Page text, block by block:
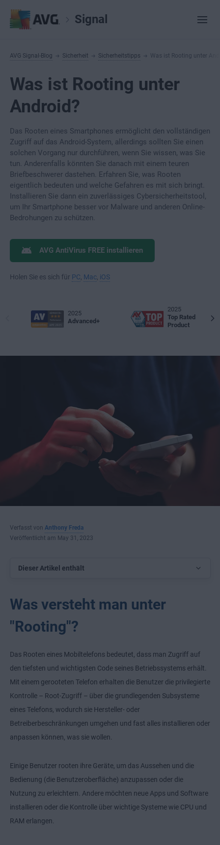
Signal
AVG Signal-Blog Sicherheit Sicherheitstipps Was ist Rooting unter
Was ist Rooting unter
Android?
Das Rooten eines Smartphones ermöglicht den vollständigen
Zugriff auf das Android-System, allerdings sollten Sie einen
solchen Vorgang nur durchführen, wenn Sie wissen, was Sie
tun. Anderenfalls könnten Sie danach mit einem teuren
Briefbeschwerer dastehen. Erfahren Sie, was Rooten
eigentlich bedeuten und welche Gefahren es mit sich bringt.
Installieren Sie dann ein zuverlässiges Cybersicherheitstool,
um Ihr Smartphone besser vor Malware und anderen Online-
Bedrohungen zu schützen.
AVG AntiVirus FREE installieren
Holen Sie es sich für PC Mac iOS
2025
Advanced+
2025
Top Rated
Product
Verfasst von Anthony Freda
Veröffentlicht am May 31, 2023
Dieser Artikel enthält
Was versteht man unter
"Rooting"?
Das Rooten eines Mobiltelefons bedeutet, dass man Zugriff auf
den tiefsten und wichtigsten Code seines Betriebssystems erhält.
Mit einem gerooteten Telefon erhalten die Benutzer die privilegierte
Kontrolle – Root-Zugriff – über die grundlegenden Subsysteme
eines Telefons, wodurch sie Hersteller- oder
Betreiberbeschränkungen umgehen und fast alles installieren oder
anpassen können, was sie wollen.
Einige Benutzer rooten ihre Geräte, um das Aussehen und die
Bedienung (die Benutzeroberfläche) anzupassen oder die
Nutzung zu erleichtern. Andere möchten neue Apps und Software
installieren oder die Kontrolle über wichtige Systeme wie CPU und
RAM erlangen.